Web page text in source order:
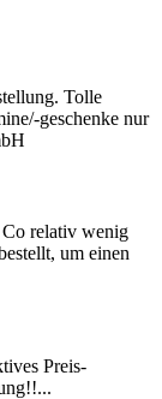
Tolle
geschenke nur
relativ wenig
um einen
Preis-